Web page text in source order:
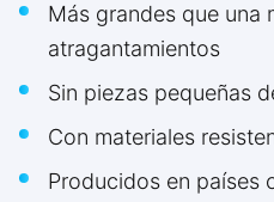
Más grandes que una
atragantamientos
Sin piezas pequeñas
Con materiales
Producidos en países